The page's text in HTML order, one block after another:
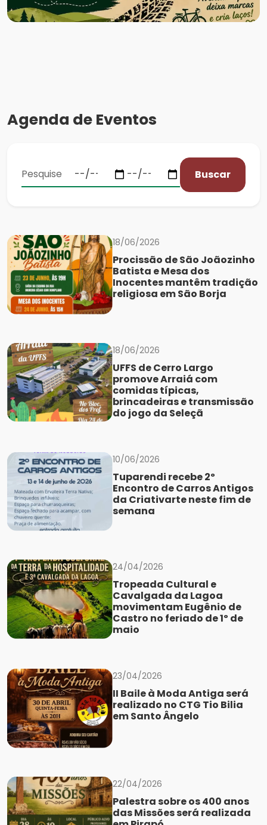
Agenda de Eventos
Buscar
18/06/2026
Procissão de São Joãozinho
Batista e Mesa dos
Inocentes mantêm tradição
religiosa em São Borja
18/06/2026
UFFS de Cerro Largo
promove Arraiá com
comidas típicas,
brincadeiras e transmissão
do jogo da Seleçã
10/06/2026
Tuparendi recebe 2º
Encontro de Carros Antigos
da Criativarte neste fim de
semana
24/04/2026
Tropeada Cultural e
Cavalgada da Lagoa
movimentam Eugênio de
Castro no feriado de 1º de
maio
23/04/2026
II Baile à Moda Antiga será
realizado no CTG Tio Bilia
em Santo Ângelo
22/04/2026
Palestra sobre os 400 anos
das Missões será realizada